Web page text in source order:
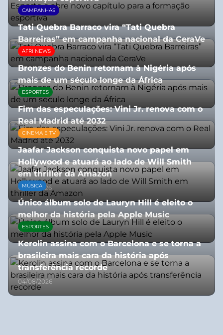
08/07/2026
CAMPANHAS
Tati Quebra Barraco vira “Tati Quebra
Barreiras” em campanha nacional da CeraVe
08/07/2026
AFRI NEWS
Bronzes do Benin retornam à Nigéria após
mais de um século longe da África
08/07/2026
ESPORTES
Fim das especulações: Vini Jr. renova com o
Real Madrid até 2032
06/08/2026
CINEMA E TV
Jaafar Jackson conquista novo papel em
Hollywood e atuará ao lado de Will Smith
em thriller da Amazon
06/08/2026
MÚSICA
Único álbum solo de Lauryn Hill é eleito o
melhor da história pela Apple Music
06/08/2026
ESPORTES
Kerolin assina com o Barcelona e se torna a
brasileira mais cara da história após
transferência recorde
04/08/2026